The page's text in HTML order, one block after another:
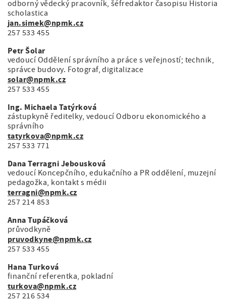
odborný vědecký pracovník, šéfredaktor časopisu Historia
scholastica
jan.simek@npmk.cz
257 533 455
Petr Šolar
vedoucí Oddělení správního a práce s veřejností; technik,
správce budovy. Fotograf, digitalizace
solar@npmk.cz
257 533 455
Ing. Michaela Tatýrková
zástupkyně ředitelky, vedoucí Odboru ekonomického a
správního
tatyrkova@npmk.cz
257 533 771
Dana Terragni Jebousková
vedoucí Koncepčního, edukačního a PR oddělení, muzejní
pedagožka, kontakt s médii
terragni@npmk.cz
257 214 853
Anna Tupáčková
průvodkyně
pruvodkyne@npmk.cz
257 533 455
Hana Turková
finanční referentka, pokladní
turkova@npmk.cz
257 216 534